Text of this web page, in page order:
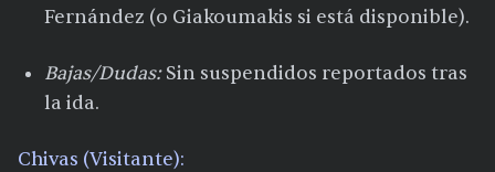
Fernández (o Giakoumakis si está disponible).
Bajas/Dudas:Sin suspendidos reportados tras
la ida.​
Chivas (Visitante):